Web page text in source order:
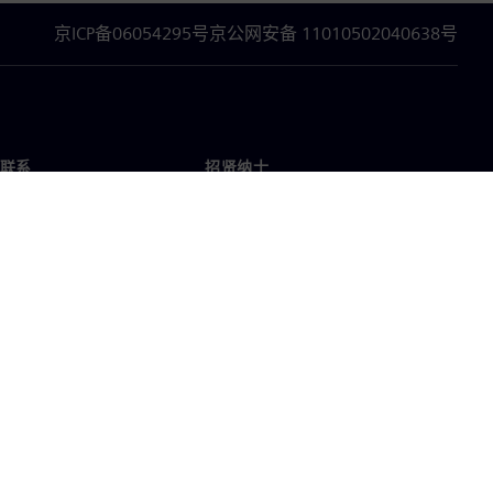
京ICP备06054295号京公网安备 11010502040638号
系 招贤纳士